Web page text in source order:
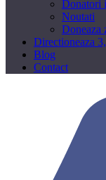
Donatori
Noutati
Doneaza
Directioneaza
Blog
Contact